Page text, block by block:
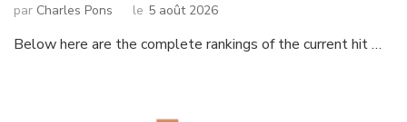
par Charles Pons le 5 août 2026
Below here are the complete rankings of the current hit …